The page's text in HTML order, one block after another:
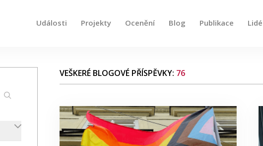
Události Projekty Ocenění Blog Publikace Lidé
použijte šipky nahoru a dolů pro kontrolu a enter pro
VEŠKERÉ BLOGOVÉ PŘÍSPĚVKY: 76